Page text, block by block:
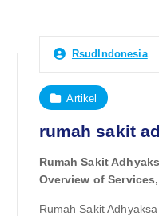
RsudIndonesia
Artikel
rumah sakit
Rumah Sakit
Overview of
Rumah Sakit